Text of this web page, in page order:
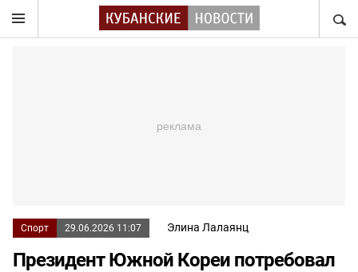
Спорт 29.06.2026 11:07 Элина Лалаянц
Президент Южной Кореи потребовал